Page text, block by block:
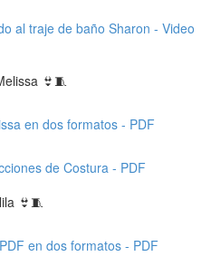
al traje de baño Sharon - Video
👙🧵
en dos formatos - PDF
de Costura - PDF
👙🧵
en dos formatos - PDF